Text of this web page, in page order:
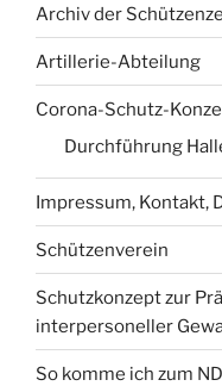
Archiv der
Artillerie-Abteilung
Corona-Schutz-
Durchführung
Impressum, Kontakt,
Schützenverein
Schutzkonzept zur
interpersoneller
So komme ich zum